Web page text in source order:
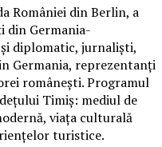
României din Berlin, a
din Germania-
diplomatic, jurnaliști,
Germania, reprezentanți
românești. Programul
Timiș: mediul de
viața culturală
turistice.